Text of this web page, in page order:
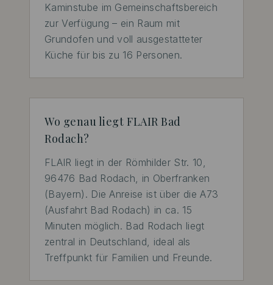
Kaminstube im Gemeinschaftsbereich
zur Verfügung – ein Raum mit
Grundofen und voll ausgestatteter
Küche für bis zu 16 Personen.
Wo genau liegt FLAIR Bad
Rodach?
FLAIR liegt in der Römhilder Str. 10,
96476 Bad Rodach, in Oberfranken
(Bayern). Die Anreise ist über die A73
(Ausfahrt Bad Rodach) in ca. 15
Minuten möglich. Bad Rodach liegt
zentral in Deutschland, ideal als
Treffpunkt für Familien und Freunde.